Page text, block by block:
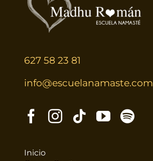
627 58 23 81
info@escuelanamaste.com
Inicio